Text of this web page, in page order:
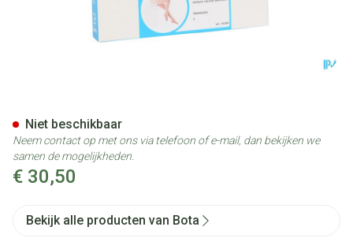
€ 30,50
Niet beschikbaar
Neem contact op met ons via telefoon of e-mail, dan bekijken we
samen de mogelijkheden.
Bekijk alle producten van Bota